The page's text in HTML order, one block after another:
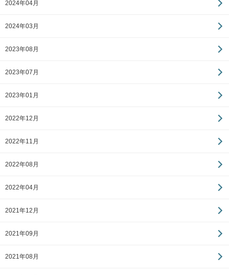
2024年04月
2024年03月
2023年08月
2023年07月
2023年01月
2022年12月
2022年11月
2022年08月
2022年04月
2021年12月
2021年09月
2021年08月